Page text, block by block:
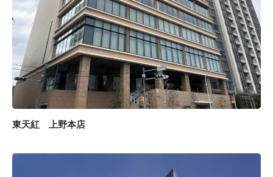
東天紅 上野本店